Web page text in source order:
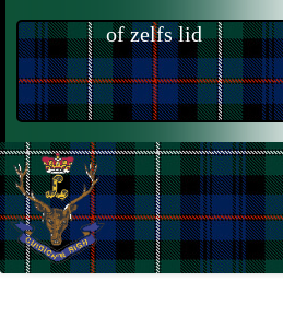
of zelfs lid